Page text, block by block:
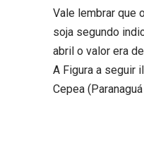
Vale lembrar que
soja segundo
abril o valor era
A Figura a seguir
Cepea